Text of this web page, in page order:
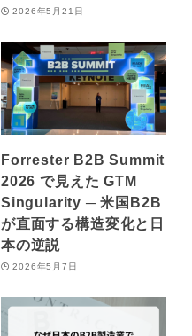
2026年5月21日
Forrester B2B Summit
2026 で見えた GTM
Singularity ─ 米国B2B
が直面する構造変化と日
本の逆説
2026年5月7日